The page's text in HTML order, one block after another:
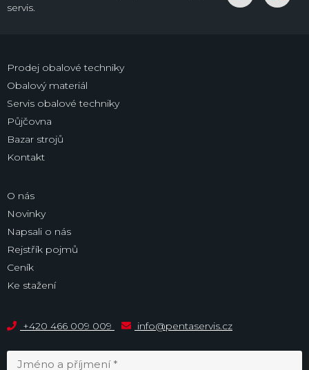
servis.
Prodej obalové techniky
Obalový materiál
Servis obalové techniky
Půjčovna
Bazar strojů
Kontakt
O nás
Novinky
Napsali o nás
Rejstřík pojmů
Ceník
Ke stažení
+420 466 009 009 info@pentaservis.cz